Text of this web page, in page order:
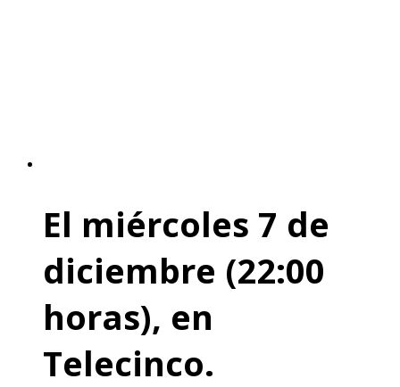
El miércoles 7 de
diciembre (22:00
horas), en
Telecinco.